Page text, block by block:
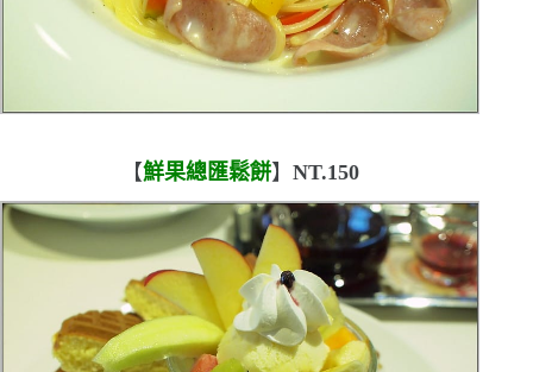
【鮮果總匯鬆餅】 NT.150